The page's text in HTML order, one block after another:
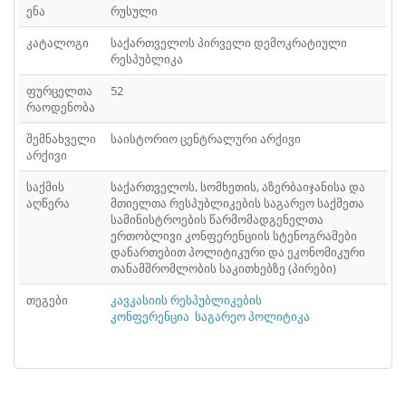
41
ᲤᲐᲘᲚᲘ 42
ᲤᲐᲘᲚᲘ
ᲤᲐᲘᲚᲘ
46
48
ᲤᲐᲘᲚᲘ 49
ენა
რუსული
კატალოგი
საქართველოს პირველი დემოკრატიული
რესპუბლიკა
ფურცელთა
რაოდენობა
52
შემნახველი
არქივი
საისტორიო ცენტრალური არქივი
საქმის
აღწერა
საქართველოს, სომხეთის, აზერბაიჯანისა და
მთიელთა რესპუბლიკების საგარეო საქმეთა
სამინისტროების წარმომადგენელთა
ერთობლივი კონფერენციის სტენოგრამები
დანართებით პოლიტიკური და ეკონომიკური
თანამშრომლობის საკითხებზე (პირები)
თეგები
კავკასიის რესპუბლიკების
კონფერენცია საგარეო პოლიტიკა